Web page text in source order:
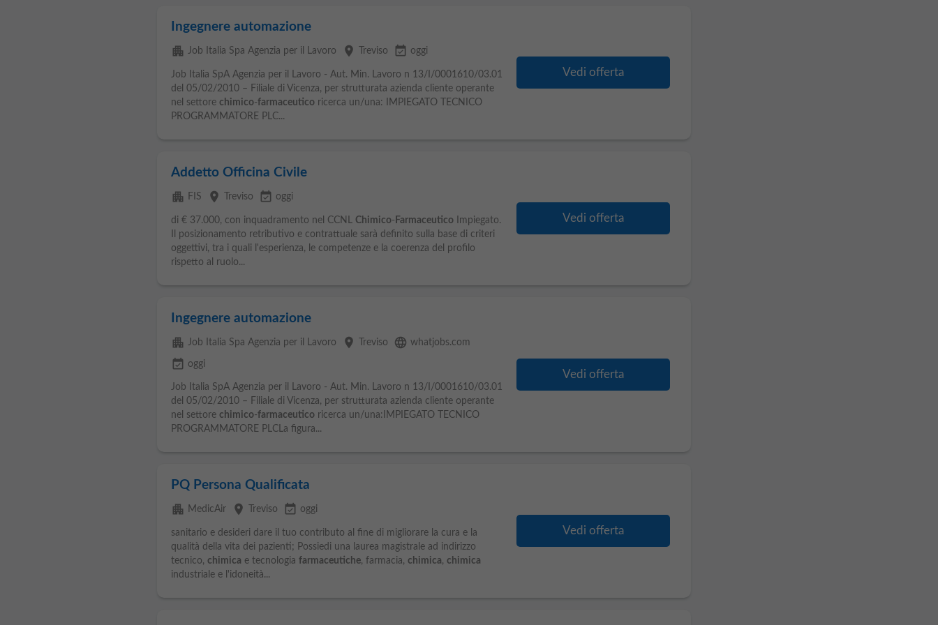
Ingegnere automazione
apartment Job Italia Spa Agenzia per il Lavoro place Treviso event_available oggi
Job Italia SpA Agenzia per il Lavoro - Aut. Min. Lavoro n 13/I/0001610/03.01
del 05/02/2010 – Filiale di Vicenza, per strutturata azienda cliente operante
nel settore chimico-farmaceuticoricerca un/una: IMPIEGATO TECNICO
PROGRAMMATORE PLC...
Vedi offerta
Addetto Officina Civile
apartment FIS place Treviso event_available oggi
di € 37.000, con inquadramento nel CCNL Chimico- FarmaceuticoImpiegato.
Il posizionamento retributivo e contrattuale sarà definito sulla base di criteri
oggettivi, tra i quali l'esperienza, le competenze e la coerenza del profilo
rispetto al ruolo...
Vedi offerta
Ingegnere automazione
apartment Job Italia Spa Agenzia per il Lavoro place Treviso language whatjobs.com
event_available oggi
Job Italia SpA Agenzia per il Lavoro - Aut. Min. Lavoro n 13/I/0001610/03.01
del 05/02/2010 – Filiale di Vicenza, per strutturata azienda cliente operante
nel settore chimico-farmaceuticoricerca un/una:IMPIEGATO TECNICO
PROGRAMMATORE PLCLa figura...
Vedi offerta
PQ Persona Qualificata
apartment MedicAir place Treviso event_available oggi
sanitario e desideri dare il tuo contributo al fine di migliorare la cura e la
qualità della vita dei pazienti; Possiedi una laurea magistrale ad indirizzo
tecnico, chimica e tecnologia farmaceutiche, farmacia, chimica, chimica
industriale e l'idoneità...
Vedi offerta